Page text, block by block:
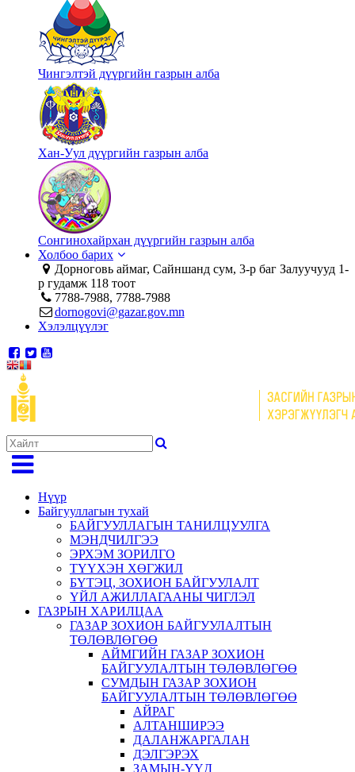
Чингэлтэй дүүргийн газрын алба
Хан-Уул дүүргийн газрын алба
Сонгинохайрхан дүүргийн газрын алба
Холбоо барих
Дорноговь аймаг, Сайншанд сум, 3-р баг Залуучууд 1-
р гудамж 118 тоот
7788-7988, 7788-7988
dornogovi@gazar.gov.mn
Хэлэлцүүлэг
Нүүр
Байгууллагын тухай
БАЙГУУЛЛАГЫН ТАНИЛЦУУЛГА
МЭНДЧИЛГЭЭ
ЭРХЭМ ЗОРИЛГО
ТҮҮХЭН ХӨГЖИЛ
БҮТЭЦ, ЗОХИОН БАЙГУУЛАЛТ
ҮЙЛ АЖИЛЛАГААНЫ ЧИГЛЭЛ
ГАЗРЫН ХАРИЛЦАА
ГАЗАР ЗОХИОН БАЙГУУЛАЛТЫН
ТӨЛӨВЛӨГӨӨ
АЙМГИЙН ГАЗАР ЗОХИОН
БАЙГУУЛАЛТЫН ТӨЛӨВЛӨГӨӨ
СУМДЫН ГАЗАР ЗОХИОН
БАЙГУУЛАЛТЫН ТӨЛӨВЛӨГӨӨ
АЙРАГ
АЛТАНШИРЭЭ
ДАЛАНЖАРГАЛАН
ДЭЛГЭРЭХ
ЗАМЫН-ҮҮД